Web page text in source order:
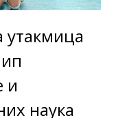
утакмица
и
наука